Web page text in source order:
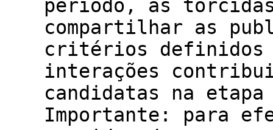
período, as
compartilhar as
critérios definidos
interações
candidatas na
Importante: para